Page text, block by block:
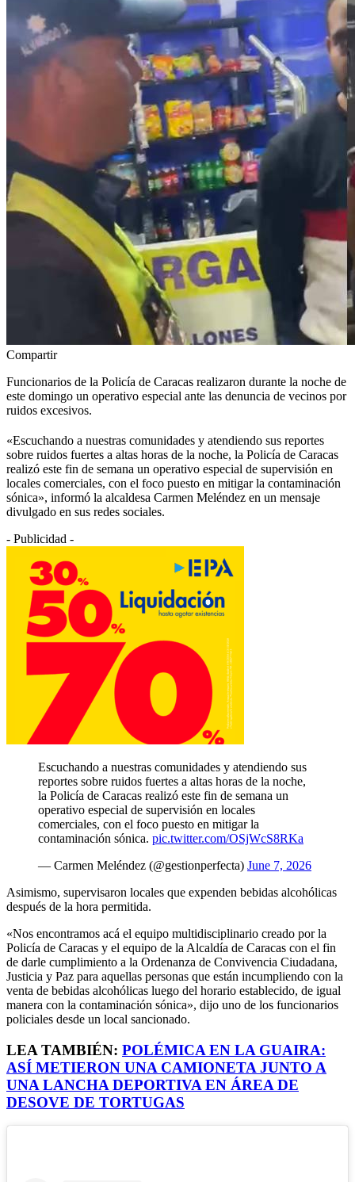
Compartir
Funcionarios de la Policía de Caracas realizaron durante la noche de
este domingo un operativo especial ante las denuncia de vecinos por
ruidos excesivos.
«Escuchando a nuestras comunidades y atendiendo sus reportes
sobre ruidos fuertes a altas horas de la noche, la Policía de Caracas
realizó este fin de semana un operativo especial de supervisión en
locales comerciales, con el foco puesto en mitigar la contaminación
sónica», informó la alcaldesa Carmen Meléndez en un mensaje
divulgado en sus redes sociales.
- Publicidad -
Escuchando a nuestras comunidades y atendiendo sus
reportes sobre ruidos fuertes a altas horas de la noche,
la Policía de Caracas realizó este fin de semana un
operativo especial de supervisión en locales
comerciales, con el foco puesto en mitigar la
contaminación sónica. pic.twitter.com/OSjWcS8RKa
— Carmen Meléndez (@gestionperfecta) June 7, 2026
Asimismo, supervisaron locales que expenden bebidas alcohólicas
después de la hora permitida.
«Nos encontramos acá el equipo multidisciplinario creado por la
Policía de Caracas y el equipo de la Alcaldía de Caracas con el fin
de darle cumplimiento a la Ordenanza de Convivencia Ciudadana,
Justicia y Paz para aquellas personas que están incumpliendo con la
venta de bebidas alcohólicas luego del horario establecido, de igual
manera con la contaminación sónica», dijo uno de los funcionarios
policiales desde un local sancionado.
LEA TAMBIÉN: POLÉMICA EN LA GUAIRA:
ASÍ METIERON UNA CAMIONETA JUNTO A
UNA LANCHA DEPORTIVA EN ÁREA DE
DESOVE DE TORTUGAS